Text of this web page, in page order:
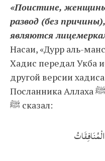
«Поистине,
развод (без
являются
Насаи, «Дурр аль-
Хадис передал Укба
другой версии
Посланника Аллаха ﷺ, сообщается, что Пророк
ﷺ сказал: